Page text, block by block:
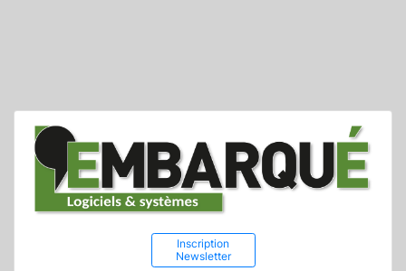
Inscription
Newsletter